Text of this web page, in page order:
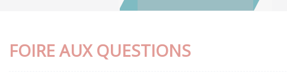
FOIRE AUX QUESTIONS